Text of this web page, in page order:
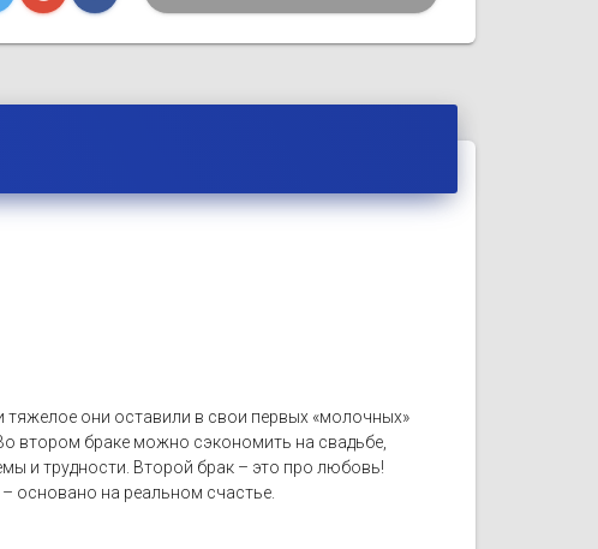
тяжелое они оставили в свои первых «молочных»
втором браке можно сэкономить на свадьбе,
и трудности. Второй брак – это про любовь!
основано на реальном счастье.